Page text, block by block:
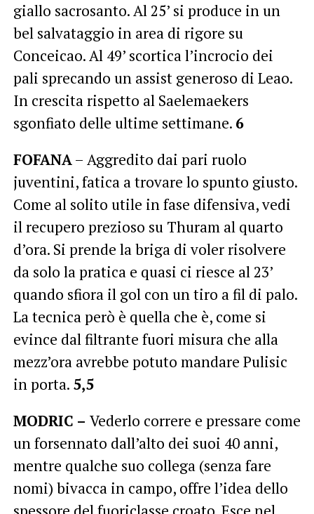
giallo sacrosanto. Al 25’ si produce in un
bel salvataggio in area di rigore su
Conceicao. Al 49’ scortica l’incrocio dei
pali sprecando un assist generoso di Leao.
In crescita rispetto al Saelemaekers
sgonfiato delle ultime settimane. 6
FOFANA– Aggredito dai pari ruolo
juventini, fatica a trovare lo spunto giusto.
Come al solito utile in fase difensiva, vedi
il recupero prezioso su Thuram al quarto
d’ora. Si prende la briga di voler risolvere
da solo la pratica e quasi ci riesce al 23’
quando sfiora il gol con un tiro a fil di palo.
La tecnica però è quella che è, come si
evince dal filtrante fuori misura che alla
mezz’ora avrebbe potuto mandare Pulisic
in porta. 5,5
MODRIC – Vederlo correre e pressare come
un forsennato dall’alto dei suoi 40 anni,
mentre qualche suo collega (senza fare
nomi) bivacca in campo, offre l’idea dello